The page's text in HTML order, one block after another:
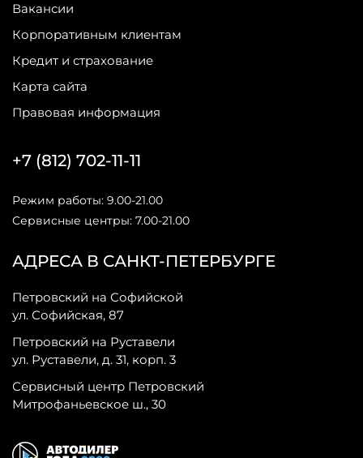
Вакансии
Корпоративным клиентам
Кредит и страхование
Карта сайта
Правовая информация
АДРЕСА В САНКТ-ПЕТЕРБУРГЕ
Петровский на Софийской
ул. Софийская, 87
Петровский на Руставели
ул. Руставели, д. 31, корп. 3
Сервисный центр Петровский
Митрофаньевское ш., 30
+7 (812) 702-11-11
Режим работы: 9.00-21.00
Сервисные центры: 7.00-21.00